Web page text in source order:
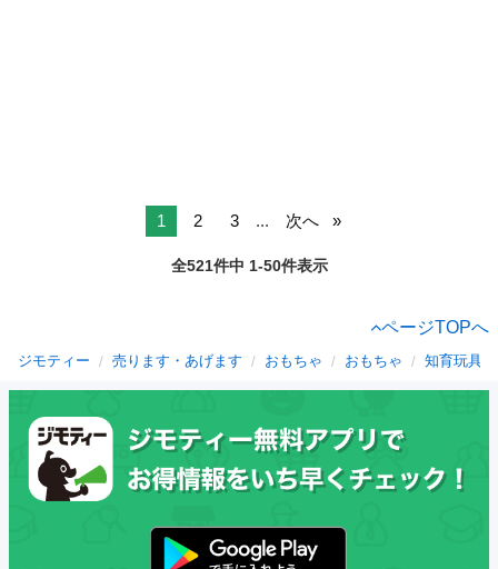
1 2 3 ... 次へ
全521件中 1-50件表示
ページTOPへ
ジモティー 売ります・あげます おもちゃ おもちゃ 知育玩具